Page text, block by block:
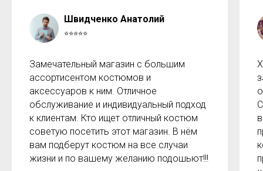
Швидченко Анатолий
⭐⭐⭐⭐⭐
Замечательный магазин с большим
ассортисентом костюмов и
аксессуаров к ним. Отличное
обслуживание и индивидуальный подход
к клиентам. Кто ищет отличный костюм
советую посетить этот магазин. В нём
вам подберут костюм на все случаи
жизни и по вашему желанию подошьют!!!